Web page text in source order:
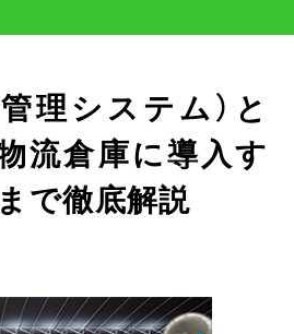
ョン
理システム）と
流倉庫に導入す
で徹底解説